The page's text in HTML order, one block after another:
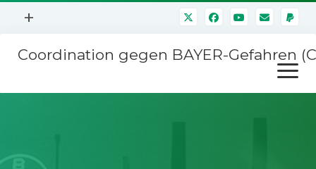
Menü
+
Mitmachen
Kontakt
Coordination gegen BAYER-Gefahren
Menü
öffnen